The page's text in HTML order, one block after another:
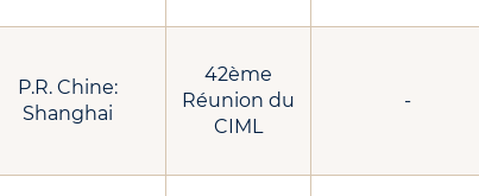
P.R. Chine:
Shanghai
42ème
Réunion du
CIML
-